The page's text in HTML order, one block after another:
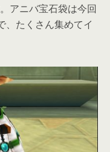
アニバ宝石袋は今回
、たくさん集めてイ